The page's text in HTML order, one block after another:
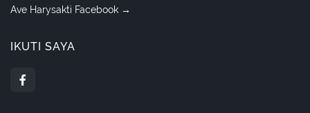
Ave Harysakti Facebook →
IKUTI SAYA